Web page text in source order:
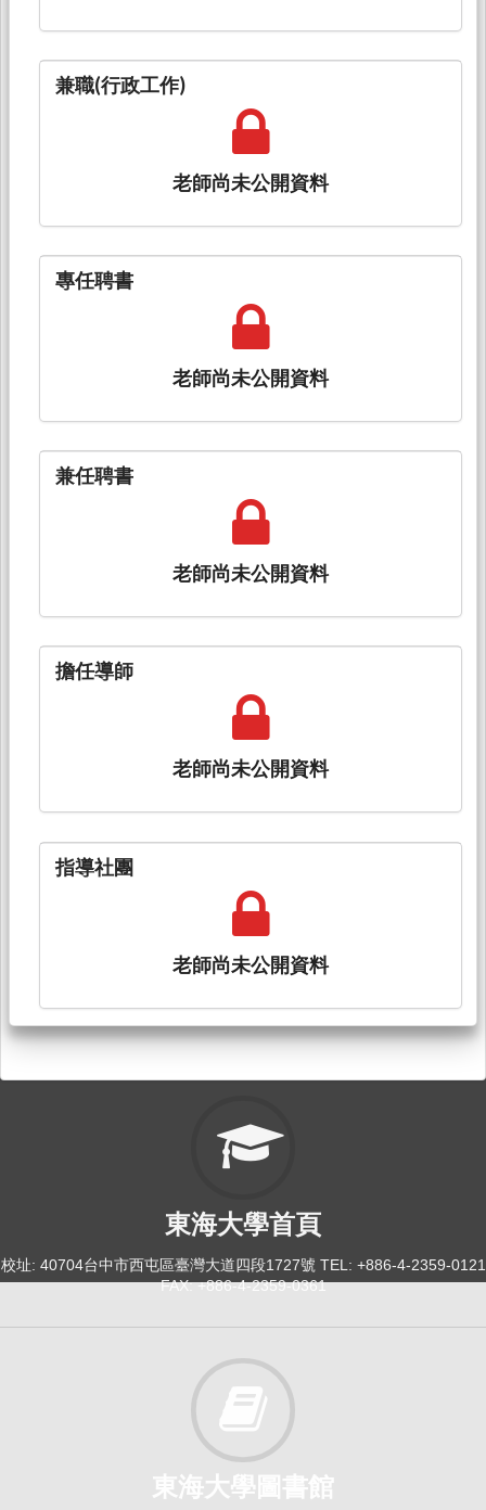
兼職(行政工作)
老師尚未公開資料
專任聘書
老師尚未公開資料
兼任聘書
老師尚未公開資料
擔任導師
老師尚未公開資料
指導社團
老師尚未公開資料
東海大學首頁
校址: 40704台中市西屯區臺灣大道四段1727號 TEL: +886-4-2359-0121
FAX: +886-4-2359-0361
東海大學圖書館